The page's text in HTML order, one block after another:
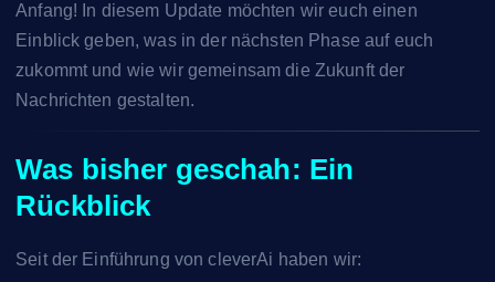
Anfang! In diesem Update möchten wir euch einen
Einblick geben, was in der nächsten Phase auf euch
zukommt und wie wir gemeinsam die Zukunft der
Nachrichten gestalten.
Was bisher geschah: Ein
Rückblick
Seit der Einführung von cleverAi haben wir: